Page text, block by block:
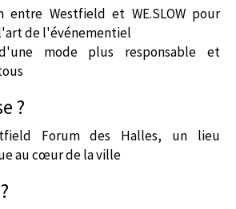
entre Westfield et WE.SLOW pour
de l'événementiel
mode plus responsable et
?
Forum des Halles, un lieu
au cœur de la ville